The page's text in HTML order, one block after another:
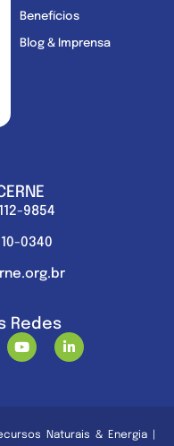
Benefícios
Blog & Imprensa
9854
0340
Redes
Naturais & Energia |